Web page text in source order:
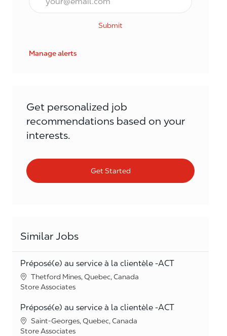
Submit
Manage alerts
Get personalized job
recommendations based on your
interests.
Get Started
Similar Jobs
Préposé(e) au service à la clientèle -ACT
Location
Thetford Mines, Quebec, Canada
Category
Store Associates
Préposé(e) au service à la clientèle -ACT
Location
Saint-Georges, Quebec, Canada
Category
Store Associates